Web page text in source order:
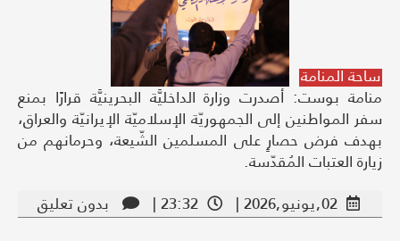
ساحة المنامة
منامة بوست: أصدرت وزارة الداخليَّة البحرينيَّة قرارًا بمنع
سفر المواطنين إلى الجمهوريّة الإسلاميّة الإيرانيّة والعراق،
بهدف فرض حصارٍ على المسلمين الشّيعة، وحرمانهم من
زيارة العتبات المُقدّسة.
02,يونيو,2026 |
23:32 | بدون تعليق